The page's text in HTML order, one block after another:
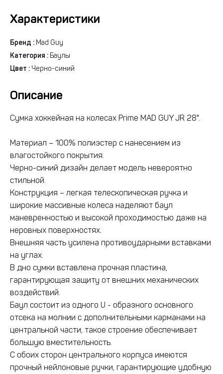
Характеристики
Бренд : Mad Guy
Категория : Баулы
Цвет : Черно-синий
Описание
Сумка хоккейная на колесах Prime MAD GUY JR 28".
Материал – 100% полиэстер с нанесением из
влагостойкого покрытия.
Черно-синий дизайн делает модель невероятно
стильной.
Конструкция – легкая телескопическая ручка и
широкие массивные колеса наделяют баул
маневренностью и высокой проходимостью даже на
неровных поверхностях.
Внешняя часть усилена противоударными вставками
на углах.
В дно сумки вставлена прочная пластина,
гарантирующая защиту от внешних механических
воздействий.
Баул состоит из одного U - образного основного
отсека на молнии с дополнительными карманами на
центральной части, такое строение обеспечивает
большую вместительность.
С обоих сторон центрального корпуса имеются
прочный нейлоновые ручки, гарантирующие удобную